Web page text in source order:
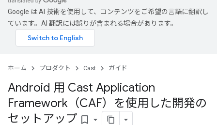
Google は AI 技術を使用して、コンテンツをご希望の言語に翻訳し
ています。AI 翻訳には誤りが含まれる場合があります。
ホーム プロダクト Cast ガイド
Android 用 Cast Application
Framework（CAF）を使用した開発の
セットアップ bookmark_border